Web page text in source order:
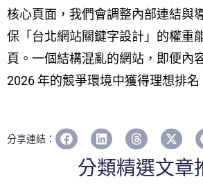
核心頁面，我們會調整內部連結與
保「台北網站關鍵字設計」的權重
頁。一個結構混亂的網站，即便內
2026 年的競爭環境中獲得理想排名
分享連結：
分類精選文章